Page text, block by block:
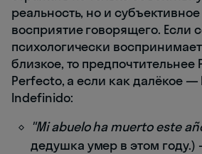
реальность, но и субъективное
восприятие говорящего. Если
психологически
близкое, то предпочтительнее
Perfecto, а если как далёкое
Indefinido:
"Mi abuelo ha muerto este
дедушка умер в этом